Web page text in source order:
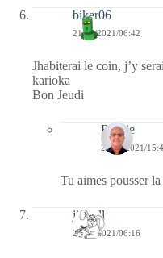
biker06
21/10/2021/06:42
Jhabiterai le coin, j’y
karioka
Bon Jeudi
Bernie
21/10/2021/
Tu aimes pousser
jill bill
21/10/2021/06:16